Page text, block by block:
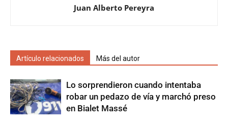
Juan Alberto Pereyra
Artículo relacionados Más del autor
Lo sorprendieron cuando intentaba
robar un pedazo de vía y marchó preso
en Bialet Massé